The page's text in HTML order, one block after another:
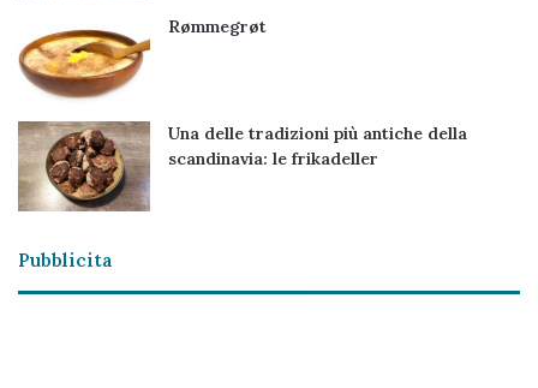
Rømmegrøt
Una delle tradizioni più antiche della
scandinavia: le frikadeller
Pubblicita